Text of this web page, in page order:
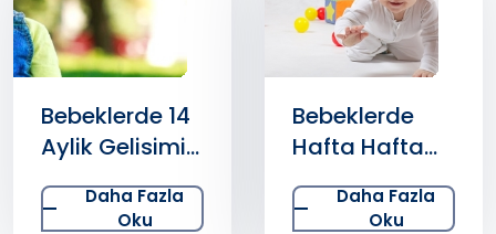
Bebeklerde
Hafta Hafta
Gelisim 0-1
Yas
Daha Fazla
Oku
Çocuklarda
Hafta Hafta
Gelisim 1-10
Yas
Daha Fazla
Oku